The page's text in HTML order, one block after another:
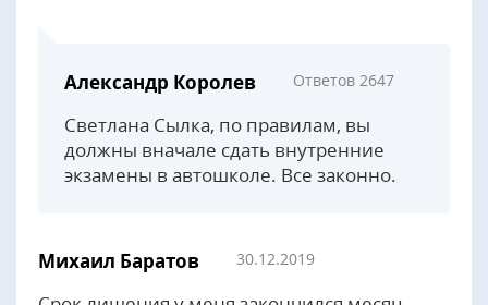
Александр Королев Ответов 2647
Светлана Сылка, по правилам, вы
должны вначале сдать внутренние
экзамены в автошколе. Все законно.
Михаил Баратов 30.12.2019